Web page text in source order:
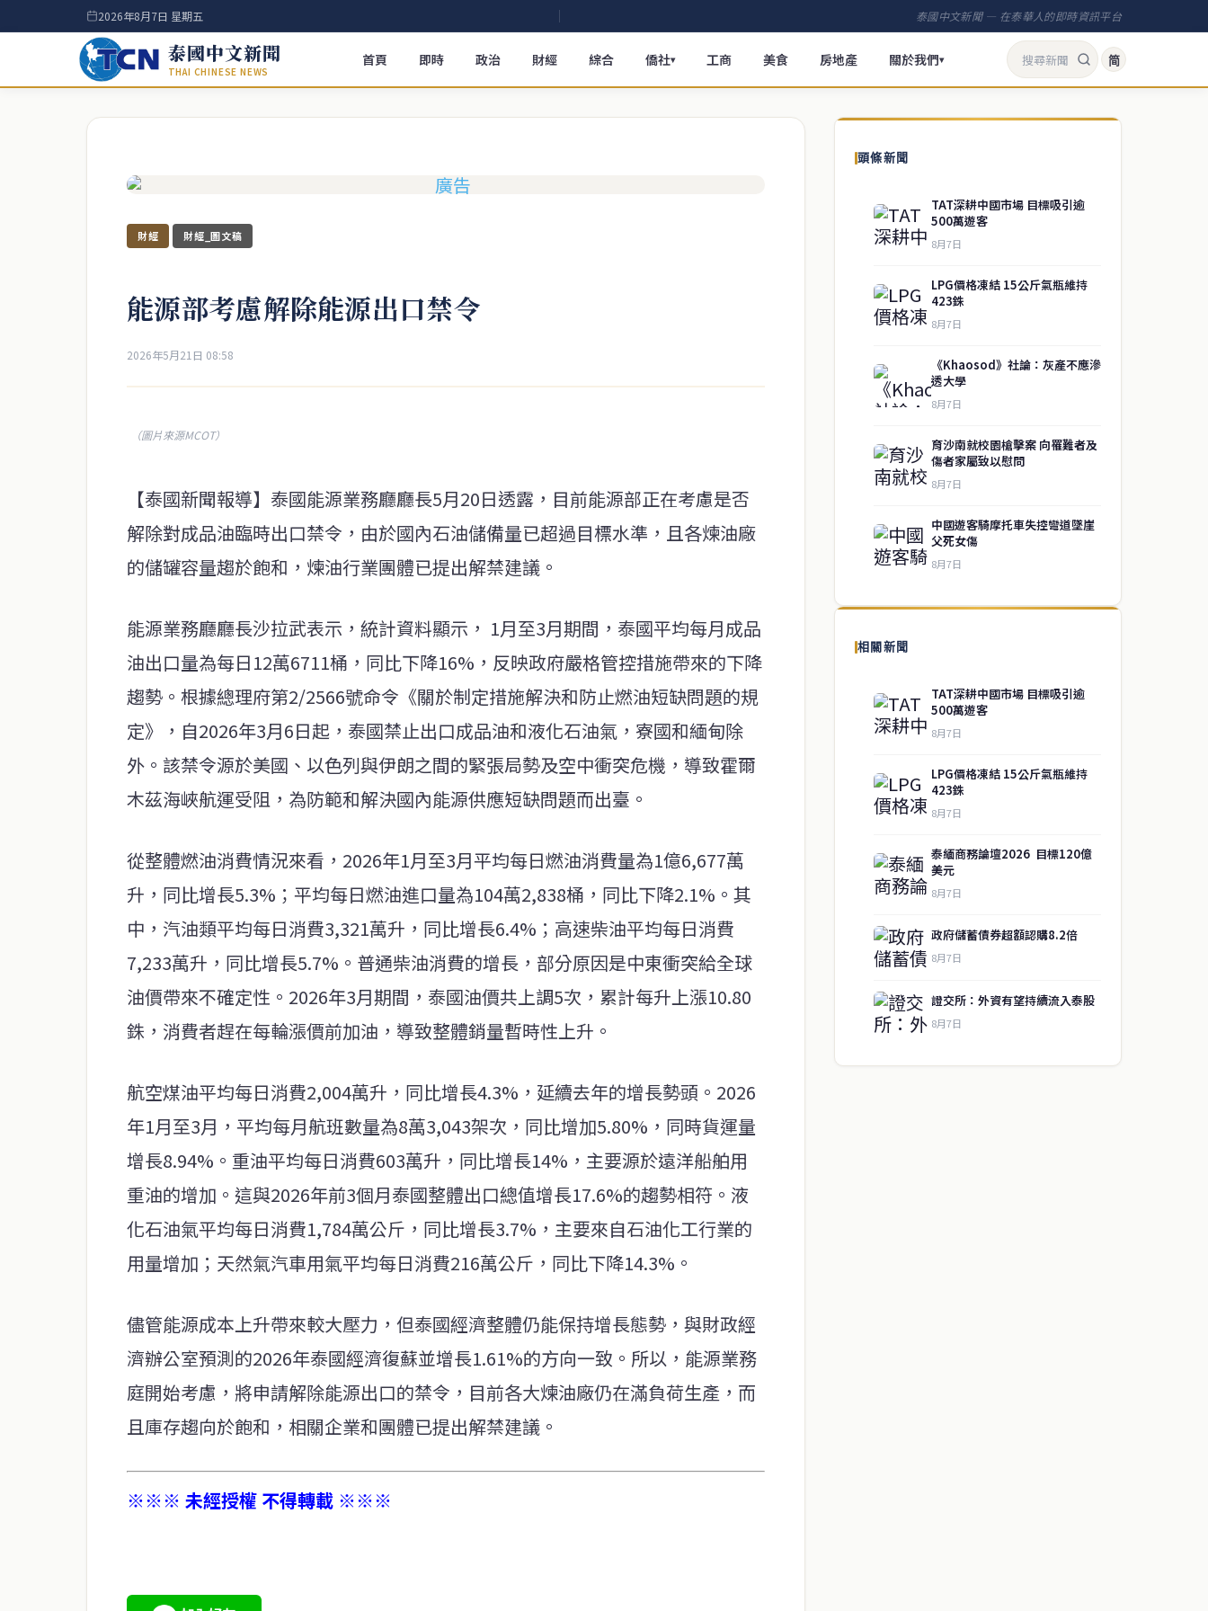
2026年8月7日 星期五 泰國中文新聞 — 在泰華人的即時資訊平台
泰國中文新聞
THAI CHINESE NEWS
首頁 即時 政治 財經 綜合 僑社▾ 工商 美食 房地產 關於我們▾ 简
財經 財經_圖文稿
能源部考慮解除能源出口禁令
2026年5月21日 08:58
（圖片來源MCOT）
【泰國新聞報導】泰國能源業務廳廳長5月20日透露，目前能源部正在考慮是否
解除對成品油臨時出口禁令，由於國內石油儲備量已超過目標水準，且各煉油廠
的儲罐容量趨於飽和，煉油行業團體已提出解禁建議。
能源業務廳廳長沙拉武表示，統計資料顯示， 1月至3月期間，泰國平均每月成品
油出口量為每日12萬6711桶，同比下降16%，反映政府嚴格管控措施帶來的下降
趨勢。根據總理府第2/2566號命令《關於制定措施解決和防止燃油短缺問題的規
定》，自2026年3月6日起，泰國禁止出口成品油和液化石油氣，寮國和緬甸除
外。該禁令源於美國、以色列與伊朗之間的緊張局勢及空中衝突危機，導致霍爾
木茲海峽航運受阻，為防範和解決國內能源供應短缺問題而出臺。
從整體燃油消費情況來看，2026年1月至3月平均每日燃油消費量為1億6,677萬
升，同比增長5.3%；平均每日燃油進口量為104萬2,838桶，同比下降2.1%。其
中，汽油類平均每日消費3,321萬升，同比增長6.4%；高速柴油平均每日消費
7,233萬升，同比增長5.7%。普通柴油消費的增長，部分原因是中東衝突給全球
油價帶來不確定性。2026年3月期間，泰國油價共上調5次，累計每升上漲10.80
銖，消費者趕在每輪漲價前加油，導致整體銷量暫時性上升。
航空煤油平均每日消費2,004萬升，同比增長4.3%，延續去年的增長勢頭。2026
年1月至3月，平均每月航班數量為8萬3,043架次，同比增加5.80%，同時貨運量
增長8.94%。重油平均每日消費603萬升，同比增長14%，主要源於遠洋船舶用
重油的增加。這與2026年前3個月泰國整體出口總值增長17.6%的趨勢相符。液
化石油氣平均每日消費1,784萬公斤，同比增長3.7%，主要來自石油化工行業的
用量增加；天然氣汽車用氣平均每日消費216萬公斤，同比下降14.3%。
儘管能源成本上升帶來較大壓力，但泰國經濟整體仍能保持增長態勢，與財政經
濟辦公室預測的2026年泰國經濟復蘇並增長1.61%的方向一致。所以，能源業務
庭開始考慮，將申請解除能源出口的禁令，目前各大煉油廠仍在滿負荷生產，而
且庫存趨向於飽和，相關企業和團體已提出解禁建議。
※※※ 未經授權 不得轉載 ※※※
頭條新聞
TAT深耕中國市場 目標吸引逾
500萬遊客
8月7日
LPG價格凍結 15公斤氣瓶維持
423銖
8月7日
《Khaosod》社論：灰產不應滲
透大學
8月7日
育沙南就校園槍擊案 向罹難者及
傷者家屬致以慰問
8月7日
中國遊客騎摩托車失控彎道墜崖
父死女傷
8月7日
相關新聞
TAT深耕中國市場 目標吸引逾
500萬遊客
8月7日
LPG價格凍結 15公斤氣瓶維持
423銖
8月7日
泰緬商務論壇2026 目標120億
美元
8月7日
政府儲蓄債券超額認購8.2倍
8月7日
證交所：外資有望持續流入泰股
8月7日